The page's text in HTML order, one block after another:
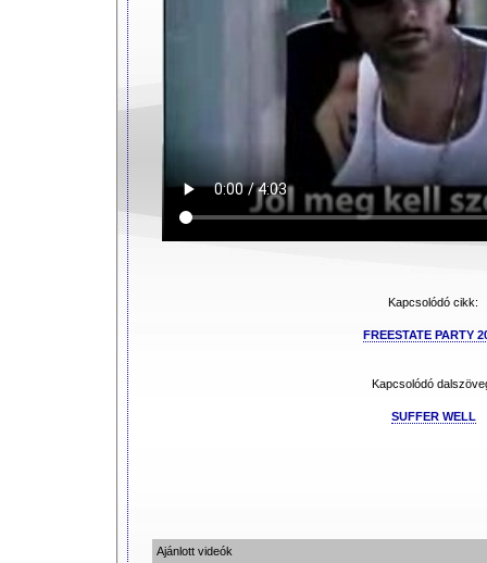
Kapcsolódó cikk:
FREESTATE PARTY
Kapcsolódó
SUFFER WELL
Ajánlott videók